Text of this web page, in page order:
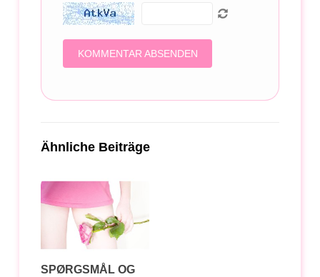
Ähnliche Beiträge
SPØRGSMÅL OG